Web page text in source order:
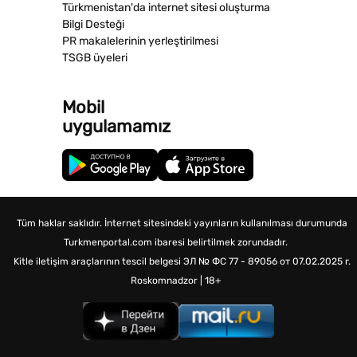
Türkmenistan'da internet sitesi oluşturma
Bilgi Desteği
PR makalelerinin yerleştirilmesi
TSGB üyeleri
Mobil
uygulamamız
Tüm haklar saklıdır. İnternet sitesindeki yayınların kullanılması durumunda
Turkmenportal.com ibaresi belirtilmek zorundadır.
Kitle iletişim araçlarının tescil belgesi ЭЛ № ФС 77 - 89056 от 07.02.2025 г.
Roskomnadzor | 18+